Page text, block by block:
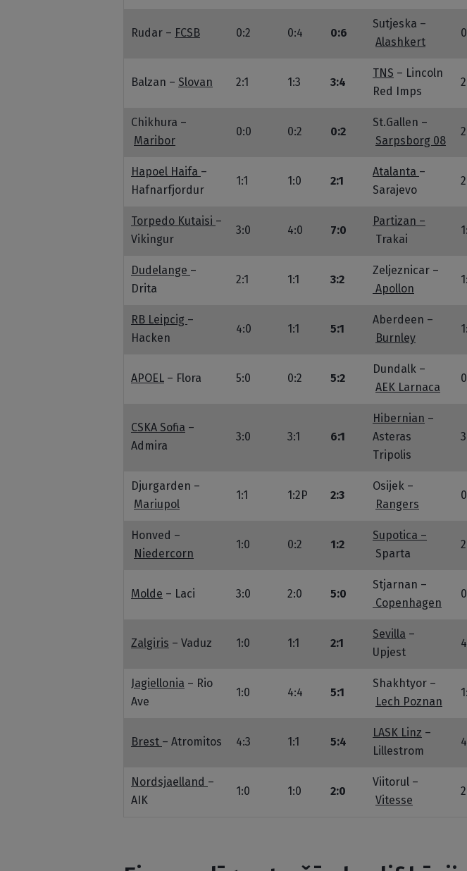
Rudar – FCSB 0:2 0:4 0:6
Sutjeska –
Alashkert
Balzan – Slovan 2:1 1:3 3:4
TNS – Lincoln
Red Imps
Chikhura –
Maribor
0:0 0:2 0:2
St.Gallen –
Sarpsborg 08
Hapoel Haifa –
Hafnarfjordur
1:1 1:0 2:1
Atalanta –
Sarajevo
Torpedo Kutaisi –
Vikingur
3:0 4:0 7:0
Partizan –
Trakai
Dudelange –
Drita
2:1 1:1 3:2
Zeljeznicar –
Apollon
RB Leipcig –
Hacken
4:0 1:1 5:1
Aberdeen –
Burnley
APOEL – Flora 5:0 0:2 5:2
Dundalk –
AEK Larnaca
CSKA Sofia –
Admira
3:0 3:1 6:1
Hibernian –
Asteras
Tripolis
Djurgarden –
Mariupol
1:1 1:2P 2:3
Osijek –
Rangers
Honved –
Niedercorn
1:0 0:2 1:2
Supotica –
Sparta
Molde – Laci 3:0 2:0 5:0
Stjarnan –
Copenhagen
Zalgiris – Vaduz 1:0 1:1 2:1
Sevilla –
Upjest
Jagiellonia – Rio
Ave
1:0 4:4 5:1
Shakhtyor –
Lech Poznan
Brest – Atromitos 4:3 1:1 5:4
LASK Linz –
Lillestrom
Nordsjaelland –
AIK
1:0 1:0 2:0
Viitorul –
Vitesse